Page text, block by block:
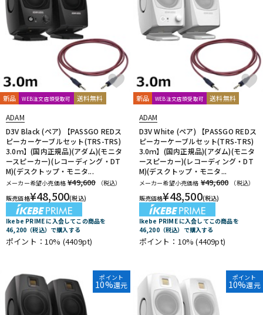
新品 WEB注文店頭受取可 送料無料
ADAM
D3V Black (ペア) 【PASSGO REDス
ピーカーケーブルセット(TRS-TRS)
3.0ｍ】(国内正規品)(アダム)(モニタ
ースピーカー)(レコーディング・DT
M)(デスクトップ・モニタ...
メーカー希望小売価格 ¥49,600
（税込）
販売価格¥48,500(税込)
Ikebe PRIME に入会してこの商品を
46,200（税込）で購入する
ポイント：10% (4409pt)
新品 WEB注文店頭受取可 送料無料
ADAM
D3V White (ペア) 【PASSGO REDス
ピーカーケーブルセット(TRS-TRS)
3.0ｍ】(国内正規品)(アダム)(モニタ
ースピーカー)(レコーディング・DT
M)(デスクトップ・モニタ...
メーカー希望小売価格 ¥49,600
（税込）
販売価格¥48,500(税込)
Ikebe PRIME に入会してこの商品を
46,200（税込）で購入する
ポイント：10%(4409pt)
ポイント
10%還元
ポイント
10%還元